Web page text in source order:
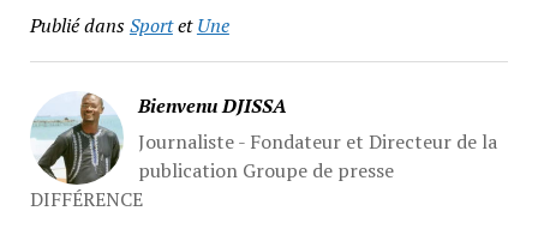
Publié dansSportetUne
Bienvenu DJISSA
Journaliste - Fondateur et Directeur de la
publication Groupe de presse
DIFFÉRENCE